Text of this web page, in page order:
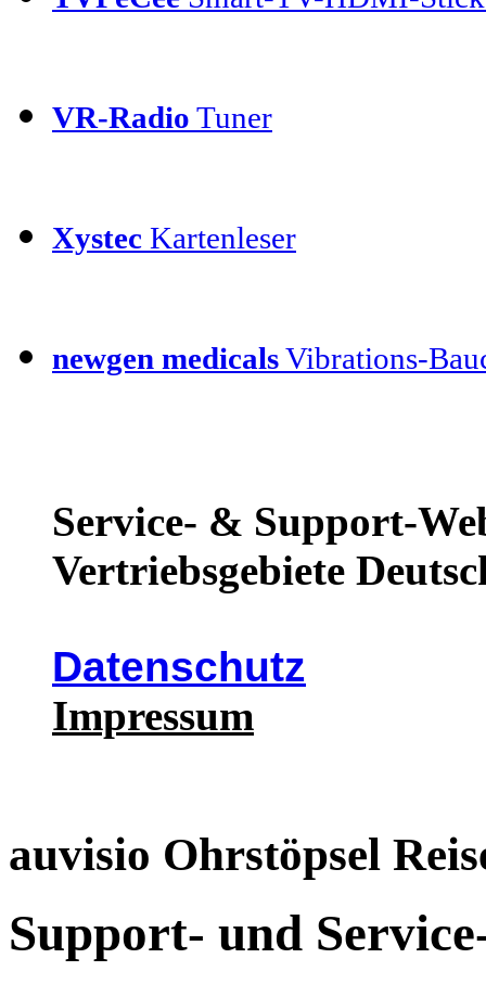
VR-Radio Tuner
Xystec Kartenleser
newgen medicalsVibrations-
Service- & Support-
Vertriebsgebiete
Datenschutz
Impressum
auvisio Ohrstöpsel
Support- und